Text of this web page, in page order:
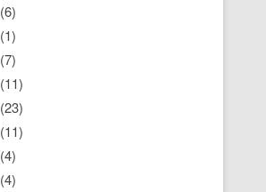
(6)
(1)
(7)
(11)
(23)
(11)
(4)
(4)